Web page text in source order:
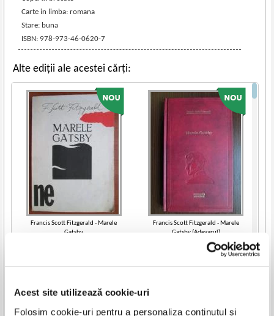
Acest site utilizează cookie-uri
Folosim cookie-uri pentru a personaliza conținutul și
Carte in limba: romana
Stare: buna
ISBN: 978-973-46-0620-7
Alte ediții ale acestei cărți:
Francis Scott Fitzgerald - Marele
Gatsby
Adaugă în coș
Francis Scott Fitzgerald - Marele
Gatsby (Adevarul)
Lei
Adaugă în coș
Vezi toate edițiile »